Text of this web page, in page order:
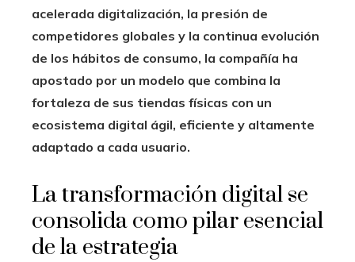
acelerada digitalización, la presión de
competidores globales y la continua evolución
de los hábitos de consumo, la compañía ha
apostado por un modelo que combina la
fortaleza de sus tiendas físicas con un
ecosistema digital ágil, eficiente y altamente
adaptado a cada usuario.
La transformación digital se
consolida como pilar esencial
de la estrategia